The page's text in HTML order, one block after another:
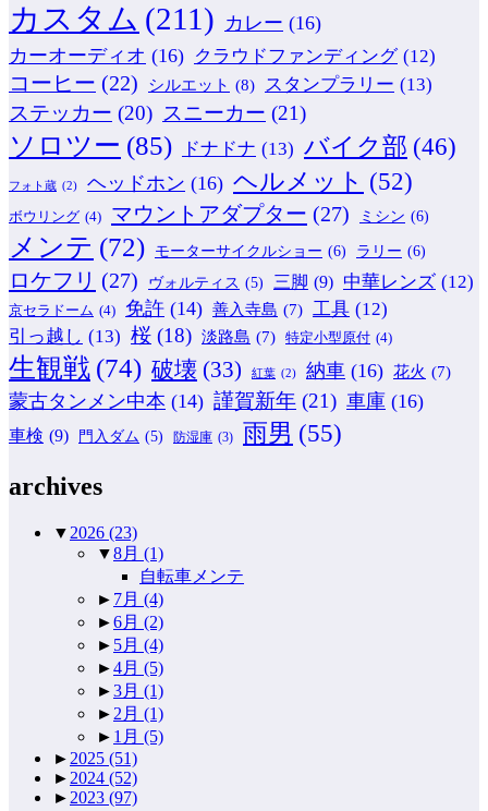
カスタム (211) カレー (16)
カーオーディオ (16) クラウドファンディング (12)
コーヒー (22) シルエット (8) スタンプラリー (13)
ステッカー (20) スニーカー (21)
ソロツー (85) ドナドナ (13) バイク部 (46)
フォト蔵 (2) ヘッドホン (16) ヘルメット (52)
ボウリング (4) マウントアダプター (27) ミシン (6)
メンテ (72) モーターサイクルショー (6) ラリー (6)
ロケフリ (27) ヴォルティス (5) 三脚 (9) 中華レンズ (12)
京セラドーム (4) 免許 (14) 善入寺島 (7) 工具 (12)
引っ越し (13) 桜 (18) 淡路島 (7) 特定小型原付 (4)
生観戦 (74) 破壊 (33) 紅葉 (2) 納車 (16) 花火 (7)
蒙古タンメン中本 (14) 謹賀新年 (21) 車庫 (16)
車検 (9) 門入ダム (5) 防湿庫 (3) 雨男 (55)
archives
▼ 2026 (23)
▼8月 (1)
自転車メンテ
► 7月 (4)
►6月 (2)
► 5月 (4)
►4月 (5)
►3月 (1)
► 2月 (1)
► 1月 (5)
► 2025 (51)
► 2024 (52)
► 2023 (97)